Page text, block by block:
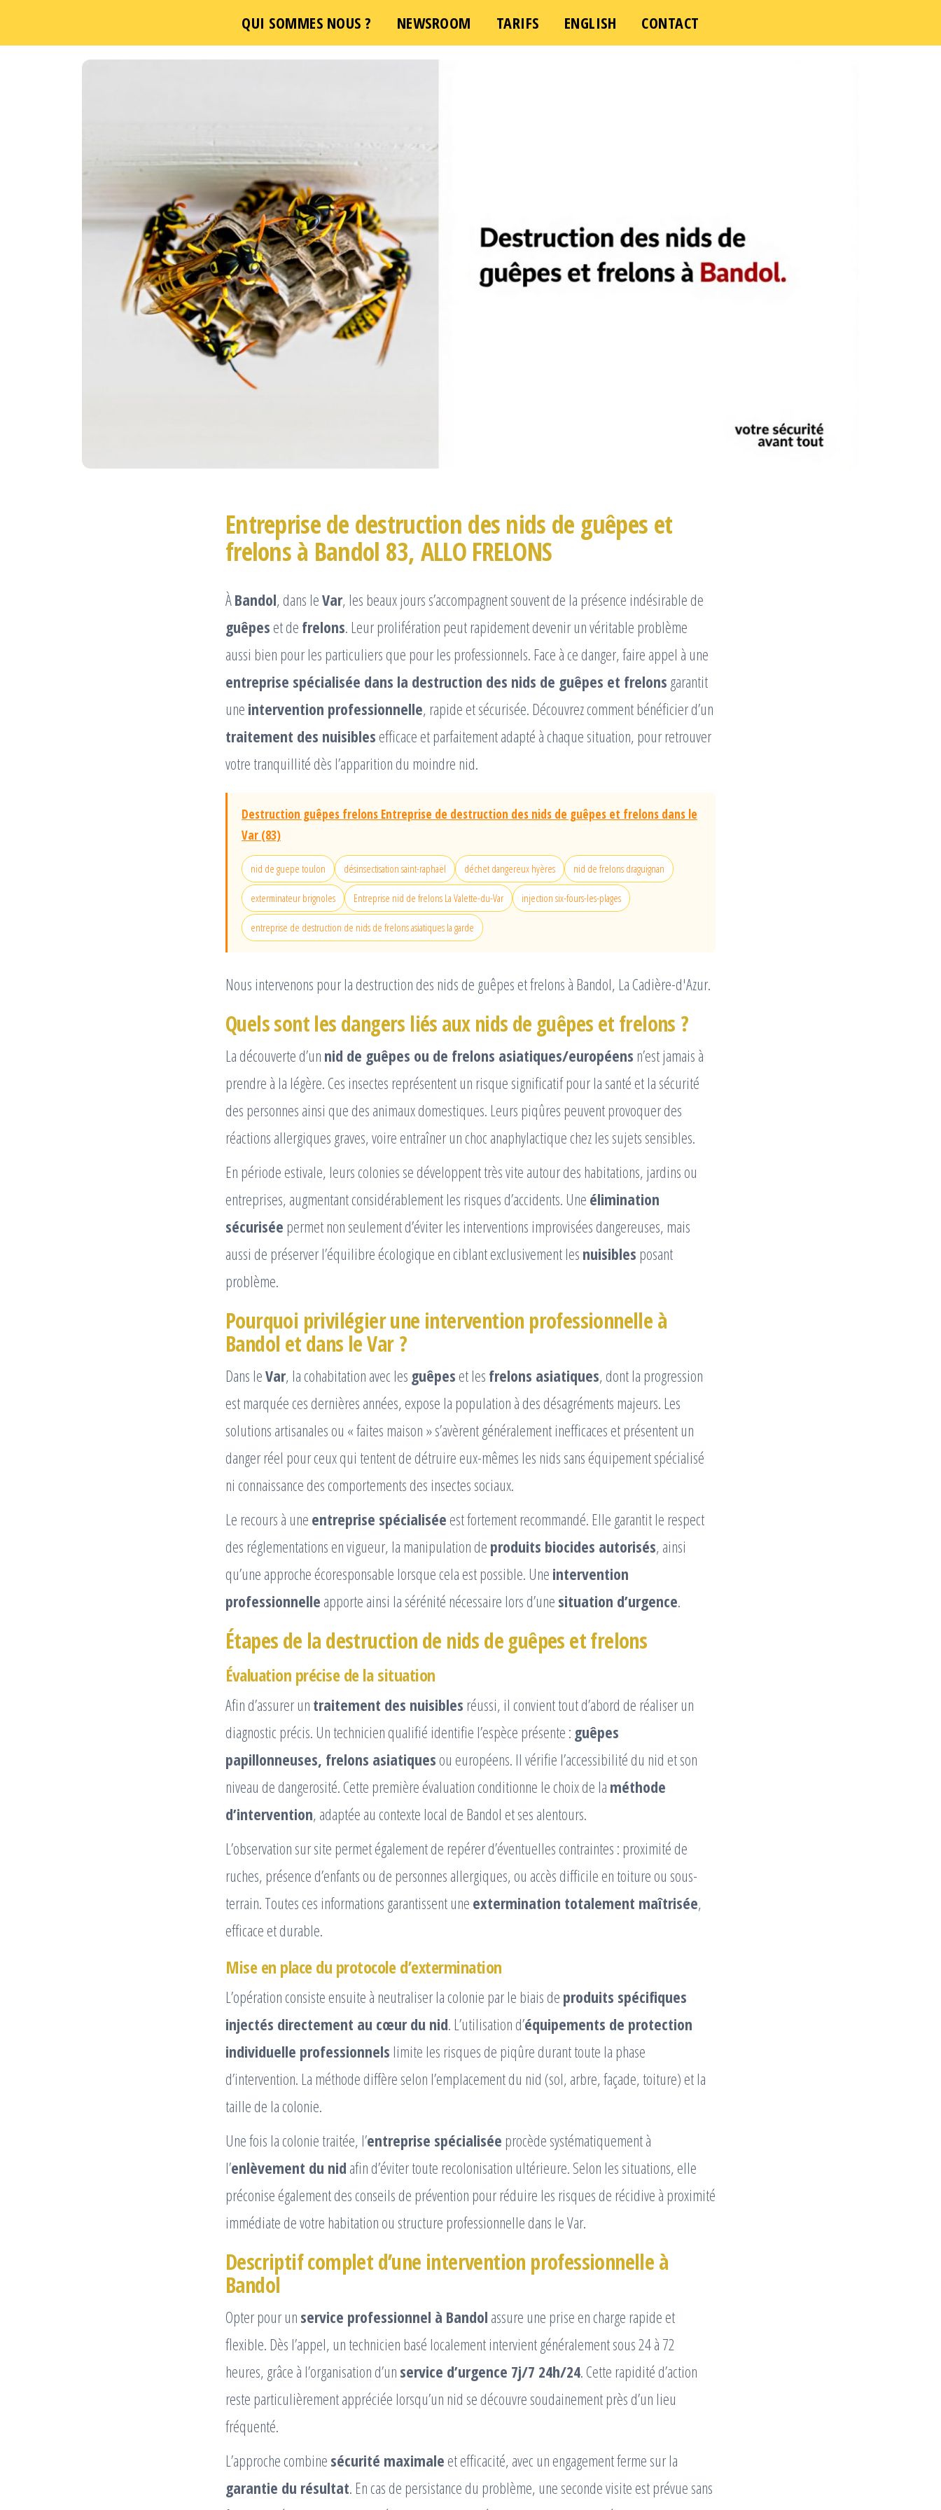
QUI SOMMES NOUS ? NEWSROOM TARIFS ENGLISH
CONTACT
Passer
Entreprise de destruction des nids de guêpes et
frelons à Bandol 83, ALLO FRELONS
ÀBandol, dans leVar, les beaux jours s’accompagnent souvent de la présence indésirable de
guêpes et de frelons. Leur prolifération peut rapidement devenir un véritable problème
aussi bien pour les particuliers que pour les professionnels. Face à ce danger, faire appel à une
entreprise spécialisée dans la destruction des nids de guêpes et frelons garantit
une intervention professionnelle, rapide et sécurisée. Découvrez comment bénéficier d’un
traitement des nuisibles efficace et parfaitement adapté à chaque situation, pour retrouver
votre tranquillité dès l’apparition du moindre nid.
Destruction guêpes frelons Entreprise de destruction des nids de guêpes et frelons dans le
Var (83)
nid de guepe toulon désinsectisation saint-raphaël déchet dangereux hyères nid de frelons draguignan
exterminateur brignoles Entreprise nid de frelons La Valette-du-Var injection six-fours-les-plages
entreprise de destruction de nids de frelons asiatiques la garde
Nous intervenons pour la destruction des nids de guêpes et frelons à Bandol, La Cadière-d'Azur.
Quels sont les dangers liés aux nids de guêpes et frelons ?
La découverte d’un nid de guêpes ou de frelons asiatiques/européens n’est jamais à
prendre à la légère. Ces insectes représentent un risque significatif pour la santé et la sécurité
des personnes ainsi que des animaux domestiques. Leurs piqûres peuvent provoquer des
réactions allergiques graves, voire entraîner un choc anaphylactique chez les sujets sensibles.
En période estivale, leurs colonies se développent très vite autour des habitations, jardins ou
entreprises, augmentant considérablement les risques d’accidents. Une élimination
sécurisée permet non seulement d’éviter les interventions improvisées dangereuses, mais
aussi de préserver l’équilibre écologique en ciblant exclusivement les nuisibles posant
problème.
Pourquoi privilégier une intervention professionnelle à
Bandol et dans le Var ?
Dans leVar, la cohabitation avec les guêpes et les frelons asiatiques, dont la progression
est marquée ces dernières années, expose la population à des désagréments majeurs. Les
solutions artisanales ou « faites maison » s’avèrent généralement inefficaces et présentent un
danger réel pour ceux qui tentent de détruire eux-mêmes les nids sans équipement spécialisé
ni connaissance des comportements des insectes sociaux.
Le recours à une entreprise spécialisée est fortement recommandé. Elle garantit le respect
des réglementations en vigueur, la manipulation de produits biocides autorisés, ainsi
qu’une approche écoresponsable lorsque cela est possible. Une intervention
professionnelle apporte ainsi la sérénité nécessaire lors d’une situation d’urgence.
Étapes de la destruction de nids de guêpes et frelons
Évaluation précise de la situation
Afin d’assurer un traitement des nuisibles réussi, il convient tout d’abord de réaliser un
diagnostic précis. Un technicien qualifié identifie l’espèce présente : guêpes
papillonneuses, frelons asiatiques ou européens. Il vérifie l’accessibilité du nid et son
niveau de dangerosité. Cette première évaluation conditionne le choix de la méthode
d’intervention, adaptée au contexte local de Bandol et ses alentours.
L’observation sur site permet également de repérer d’éventuelles contraintes : proximité de
ruches, présence d’enfants ou de personnes allergiques, ou accès difficile en toiture ou sous-
terrain. Toutes ces informations garantissent une extermination totalement maîtrisée,
efficace et durable.
Mise en place du protocole d’extermination
L’opération consiste ensuite à neutraliser la colonie par le biais de produits spécifiques
injectés directement au cœur du nid. L’utilisation d’équipements de protection
individuelle professionnels limite les risques de piqûre durant toute la phase
d’intervention. La méthode diffère selon l’emplacement du nid (sol, arbre, façade, toiture) et la
taille de la colonie.
Une fois la colonie traitée, l’entreprise spécialisée procède systématiquement à
l’enlèvement du nid afin d’éviter toute recolonisation ultérieure. Selon les situations, elle
préconise également des conseils de prévention pour réduire les risques de récidive à proximité
immédiate de votre habitation ou structure professionnelle dans le Var.
Descriptif complet d’une intervention professionnelle à
Bandol
Opter pour un service professionnel à Bandol assure une prise en charge rapide et
flexible. Dès l’appel, un technicien basé localement intervient généralement sous 24 à 72
heures, grâce à l’organisation d’un service d’urgence 7j/7 24h/24. Cette rapidité d’action
reste particulièrement appréciée lorsqu’un nid se découvre soudainement près d’un lieu
fréquenté.
L’approche combine sécurité maximale et efficacité, avec un engagement ferme sur la
garantie du résultat. En cas de persistance du problème, une seconde visite est prévue sans